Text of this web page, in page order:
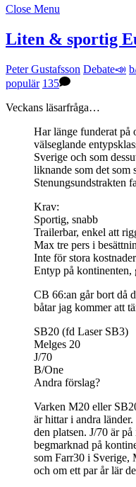
Close Menu
Liten & sportig
Peter Gustafsson Debate📣
populär 135
Veckans läsarfråga…
Har länge funderat på
välseglande
Sverige och som
liknande som det som
Stenungsundstrakten
Krav:
Sportig, snabb
Trailerbar, enkel att
Max tre pers i
Inte för stora kostnader
Entyp på kontinenten,
CB 66:an går bort då
båtar jag kommer att
SB20 (fd Laser SB3)
Melges 20
J/70
B/One
Andra förslag?
Varken M20 eller
är hittar i andra
den platsen. J/70 är
begmarknad på
som Farr30 i Sverige,
och om ett par år lär